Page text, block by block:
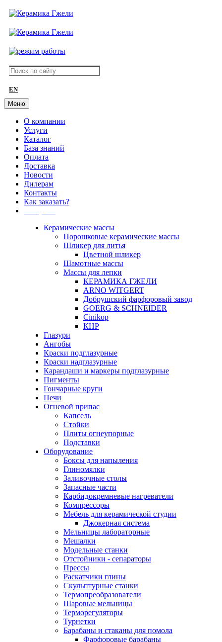
EN
Меню
О компании
Услуги
Каталог
База знаний
Оплата
Доставка
Новости
Дилерам
Контакты
Как заказать?
Керамические массы
Порошковые керамические массы
Шликер для литья
Цветной шликер
Шамотные массы
Массы для лепки
КЕРАМИКА ГЖЕЛИ
ARNO WITGERT
Добрушский фарфоровый завод
GOERG & SCHNEIDER
Cinikop
КНР
Глазури
Ангобы
Краски подглазурные
Краски надглазурные
Карандаши и маркеры подглазурные
Пигменты
Гончарные круги
Печи
Огневой припас
Капсель
Стойки
Плиты огнеупорные
Подставки
Оборудование
Боксы для напыления
Глиномялки
Заливочные столы
Запасные части
Карбидокремневые нагреватели
Компрессоры
Мебель для керамической студии
Джокерная система
Мельницы лабораторные
Мешалки
Модельные станки
Отстойники - сепараторы
Прессы
Раскатчики глины
Скульптурные станки
Термопреобразователи
Шаровые мельницы
Терморегуляторы
Турнетки
Барабаны и стаканы для помола
Фарфоровые барабаны